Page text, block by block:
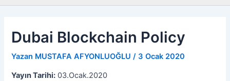
Dubai Blockchain Policy
Yazan MUSTAFA AFYONLUOĞLU/ 3 Ocak 2020
Yayın Tarihi: 03.Ocak.2020